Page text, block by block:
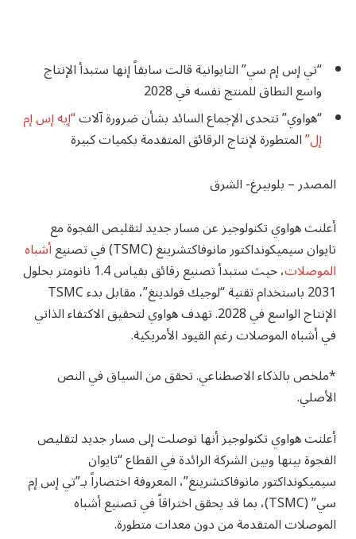
“تي إس إم سي” التايوانية قالت سابقاً إنها ستبدأ الإنتاج
واسع النطاق للمنتج نفسه في 2028
“هواوي” تتحدى الإجماع السائد بشأن ضرورة آلات“إيه إس إم
إل”المتطورة لإنتاج الرقائق المتقدمة بكميات كبيرة
المصدر – بلوبيرغ- الشرق
أعلنت هواوي تكنولوجيز عن مسار جديد لتقليص الفجوة مع
تايوان سيميكونداكتور مانوفاكتشرينغ (TSMC) في تصنيع أشباه
الموصلات ، حيث ستبدأ تصنيع رقائق بقياس 1.4 نانومتر بحلول
2031 باستخدام تقنية “لوجيك فولدينغ”، مقابل بدء TSMC
الإنتاج الواسع في 2028. تهدف هواوي لتحقيق الاكتفاء الذاتي
في أشباه الموصلات رغم القيود الأمريكية.
*ملخص بالذكاء الاصطناعي. تحقق من السياق في النص
الأصلي.
أعلنت هواوي تكنولوجيز أنها توصلت إلى مسار جديد لتقليص
الفجوة بينها وبين الشركة الرائدة في القطاع “تايوان
سيميكونداكتور مانوفاكتشرينغ”، المعروفة اختصاراً بـ”تي إس إم
سي” (TSMC)، بما قد يحقق اختراقاً في تصنيع أشباه
الموصلات المتقدمة من دون معدات متطورة.